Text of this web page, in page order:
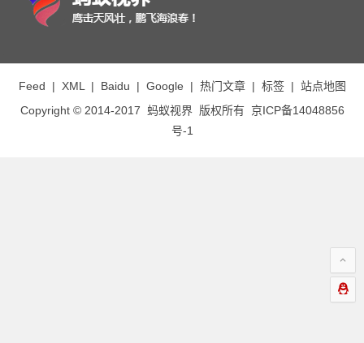
Feed | XML | Baidu | Google | 热门文章| 标签| 站点地图
Copyright © 2014-2017 蚂蚁视界版权所有 京ICP备14048856
号-1